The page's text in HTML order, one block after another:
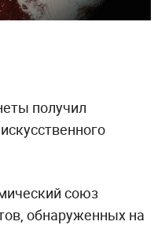
получил
союз
обнаруженных на